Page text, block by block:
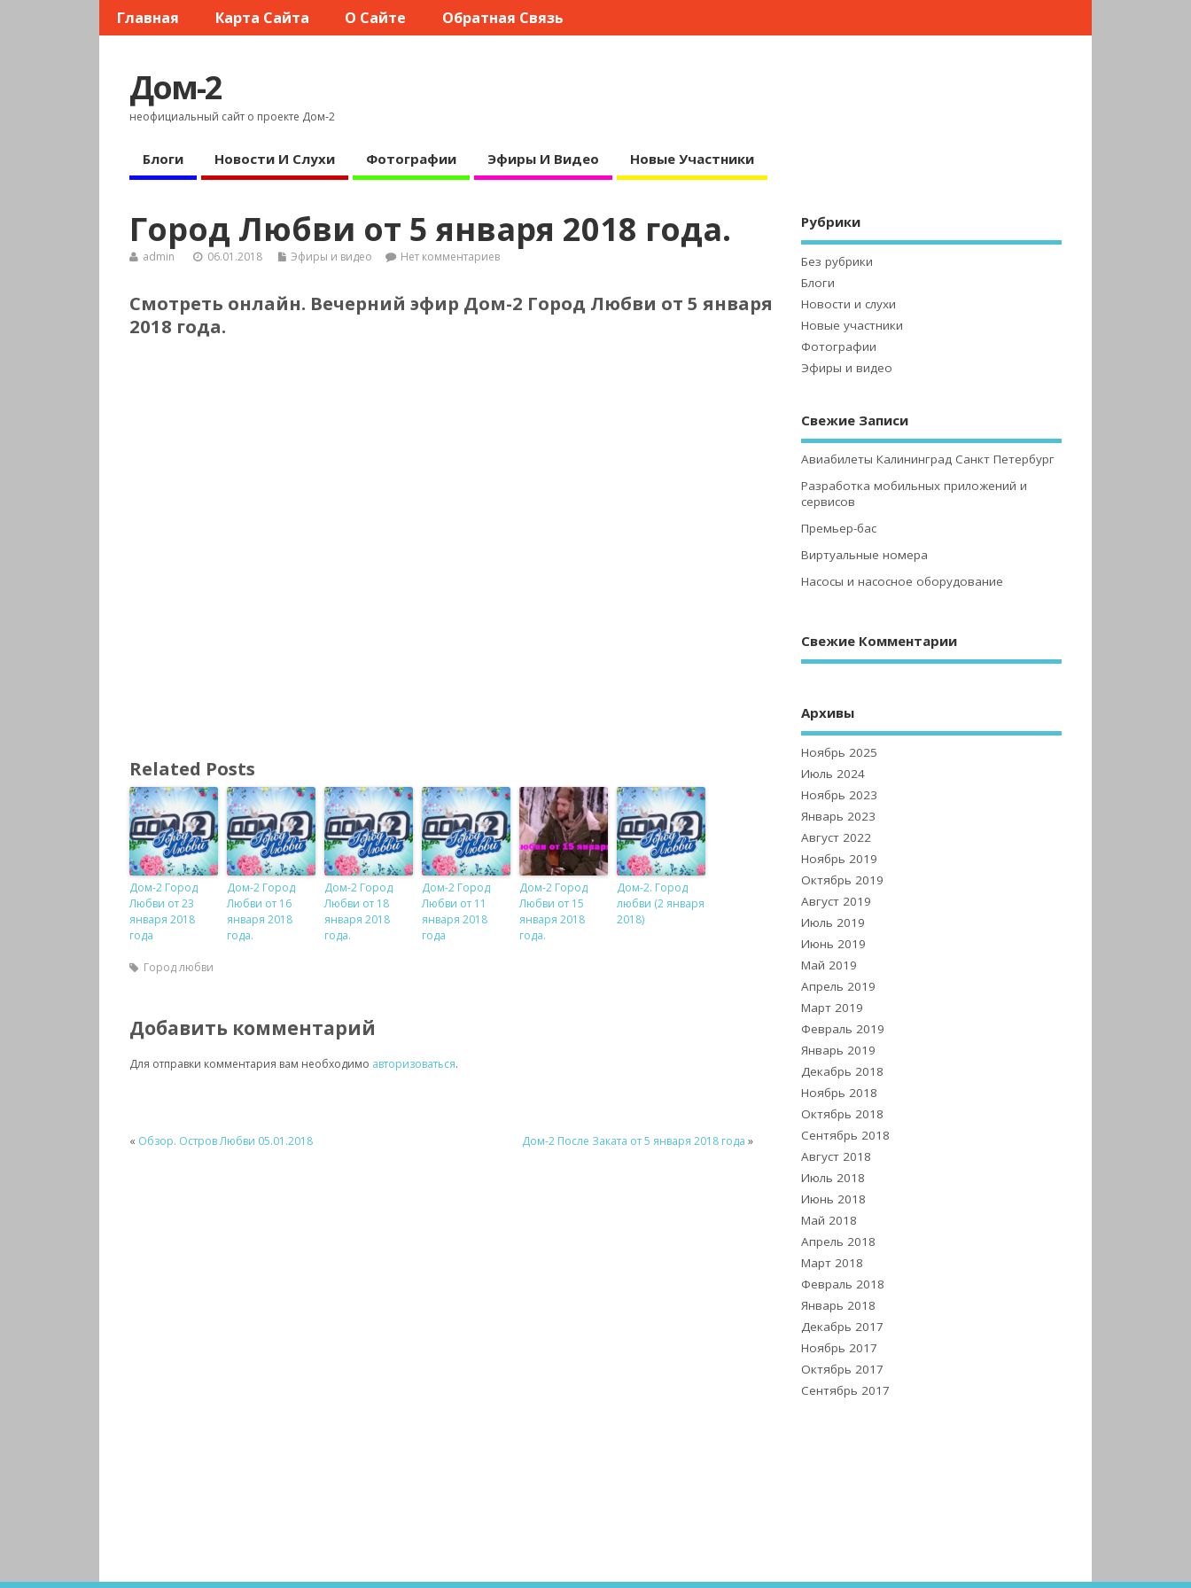
Главная Карта Сайта О Сайте Обратная Связь
Дом-2
неофициальный сайт о проекте Дом-2
Блоги Новости И Слухи Фотографии Эфиры И Видео Новые Участники
Город Любви от 5 января 2018 года.
admin 06.01.2018 Эфиры и видео Нет комментариев
Смотреть онлайн. Вечерний эфир Дом-2 Город Любви от 5 января
2018 года.
Related Posts
Дом-2 Город
Любви от 23
января 2018
года
Дом-2 Город
Любви от 16
января 2018
года.
Дом-2 Город
Любви от 18
января 2018
года.
Дом-2 Город
Любви от 11
января 2018
года
Дом-2 Город
Любви от 15
января 2018
года.
Дом-2. Город
любви (2 января
2018)
Город любви
Добавить комментарий
Для отправки комментария вам необходимо авторизоваться.
« Обзор. Остров Любви 05.01.2018 Дом-2 После Заката от 5 января 2018 года »
Рубрики
Без рубрики
Блоги
Новости и слухи
Новые участники
Фотографии
Эфиры и видео
Свежие Записи
Авиабилеты Калининград Санкт Петербург
Разработка мобильных приложений и
сервисов
Премьер-бас
Виртуальные номера
Насосы и насосное оборудование
Свежие Комментарии
Архивы
Ноябрь 2025
Июль 2024
Ноябрь 2023
Январь 2023
Август 2022
Ноябрь 2019
Октябрь 2019
Август 2019
Июль 2019
Июнь 2019
Май 2019
Апрель 2019
Март 2019
Февраль 2019
Январь 2019
Декабрь 2018
Ноябрь 2018
Октябрь 2018
Сентябрь 2018
Август 2018
Июль 2018
Июнь 2018
Май 2018
Апрель 2018
Март 2018
Февраль 2018
Январь 2018
Декабрь 2017
Ноябрь 2017
Октябрь 2017
Сентябрь 2017